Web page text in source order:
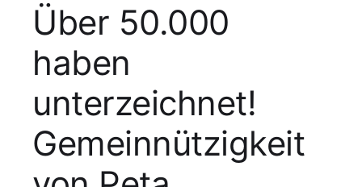
Über 50.000
haben
unterzeichnet!
Gemeinnützigkeit